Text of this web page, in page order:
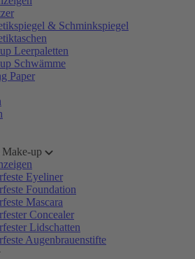
& Schminkspiegel
Leerpaletten
Schwämme
Paper
Make-up
Eyeliner
Foundation
Mascara
Concealer
Lidschatten
Augenbrauenstifte